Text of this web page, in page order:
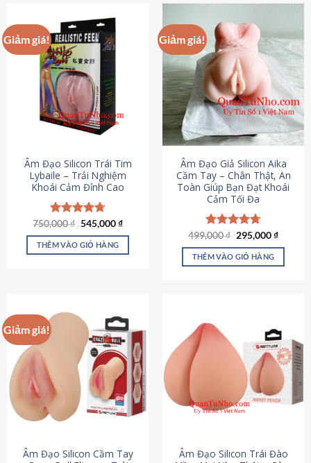
Giảm giá!
Âm Đạo Silicon Trái Tim
Lybaile – Trải Nghiệm
Khoái Cảm Đỉnh Cao
Được xếp
hạng4.70
5 sao
750,000₫ Giá
là:
750,000 ₫.
545,000₫Giá
tại
545,000 ₫.
THÊM VÀO GIỎ HÀNG
Giảm giá!
Âm Đạo Giả Silicon Aika
Cầm Tay – Chân Thật, An
Toàn Giúp Bạn Đạt Khoái
Cảm Tối Đa
Được xếp
hạng4.75
5 sao
499,000₫ Giá
là:
499,000 ₫.
295,000₫Giá
tại
THÊM VÀO GIỎ HÀNG
Giảm giá!
Âm Đạo Silicon Cầm Tay
Âm Đạo Silicon Trái Đào